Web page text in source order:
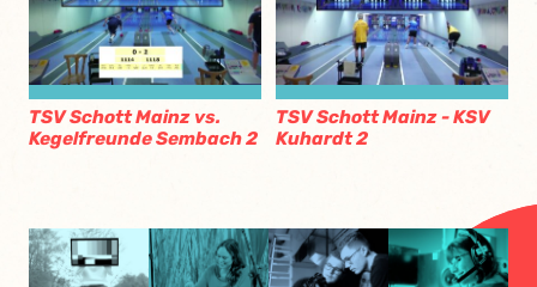
TSV Schott Mainz vs.
Kegelfreunde Sembach 2
TSV Schott Mainz - KSV
Kuhardt 2